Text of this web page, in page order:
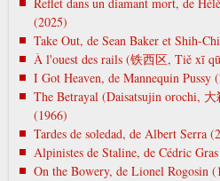
(2025)
Take Out, de Sean Baker et Shih-
À l'ouest des rails (铁西区, Tiě xī
I Got Heaven, de Mannequin Pussy
The Betrayal (Daisatsujin orochi,
(1966)
Tardes de soledad, de Albert Serra
Alpinistes de Staline, de Cédric
On the Bowery, de Lionel Rogosin